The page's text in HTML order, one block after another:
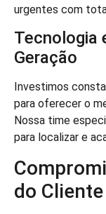
urgentes com
Tecnologia
Geração
Investimos
para oferecer o
Nossa time
para localizar e
do Cliente